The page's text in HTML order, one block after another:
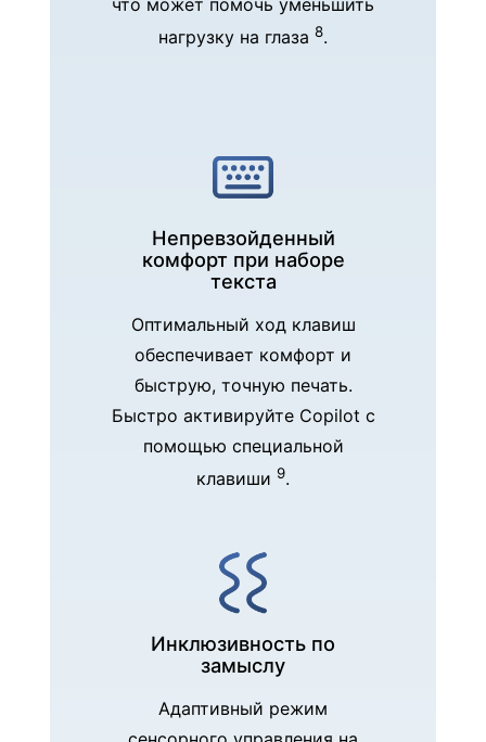
что может помочь уменьшить
нагрузку на глаза 8.
Непревзойденный
комфорт при наборе
текста
Оптимальный ход клавиш
обеспечивает комфорт и
быструю, точную печать.
Быстро активируйте Copilot с
помощью специальной
клавиши 9.
Инклюзивность по
замыслу
Адаптивный режим